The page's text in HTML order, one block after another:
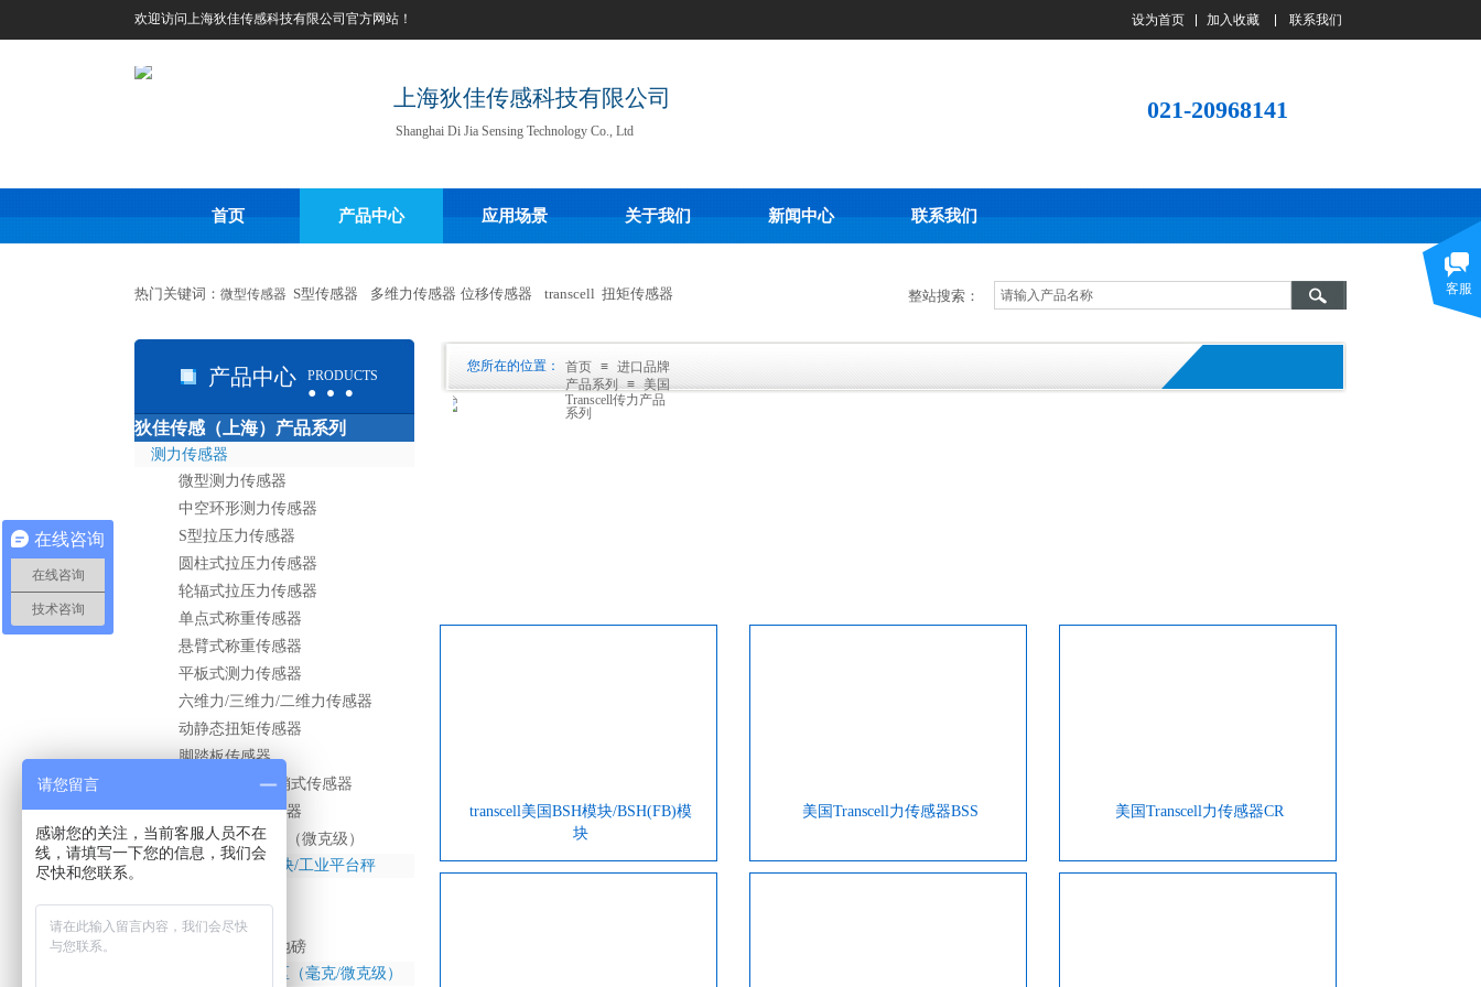
欢迎访问上海狄佳传感科技有限公司 官方网站！ 设为首页 加入收藏 联系我们
上海狄佳传感科技有限公司 021-20968141
Shanghai Di Jia Sensing Technology Co., Ltd
首页 产品中心 应用场景 关于我们 新闻中心 联系我们
热门关键词： 微型传感器 S型传感器 多维力传感器 位移传感器 transcell 扭矩传感器 整站搜索：
…
…
您所在的位置： 首页 ≡ 进口品牌
产品系列
≡ 美国
Transcell传力产品
系列
产品中心 PRODUCTS
狄佳传感（上海）产品系列
测力传感器
微型测力传感器
中空环形测力传感器
S型拉压力传感器
圆柱式拉压力传感器
轮辐式拉压力传感器
单点式称重传感器
悬臂式称重传感器
平板式测力传感器
六维力/三维力/二维力传感器
动静态扭矩传感器
脚踏板传感器
张力传感器/轴销式传感器
压电动态力传感器
电磁力称重模块（微克级）
称重传感器/称重模块/工业平台秤
称重模块
工业平台秤/小地磅
高精度称重模块专区（毫克/微克级）
transcell美国BSH模块/BSH(FB)模
块
美国Transcell力传感器BSS 美国Transcell力传感器CR
客服
在线咨询
在线咨询
技术咨询
请您留言
感谢您的关注，当前客服人员不在
线，请填写一下您的信息，我们会
尽快和您联系。